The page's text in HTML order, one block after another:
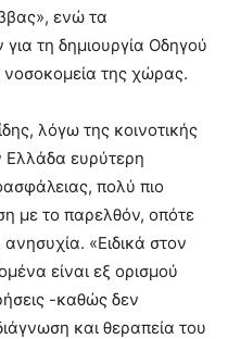
ενώ τα
τη δημιουργία Οδηγού
της χώρας.
λόγω της κοινοτικής
Ελλάδα ευρύτερη
πολύ πιο
με το παρελθόν, οπότε
«Ειδικά στον
είναι εξ ορισμού
-καθώς δεν
και θεραπεία του